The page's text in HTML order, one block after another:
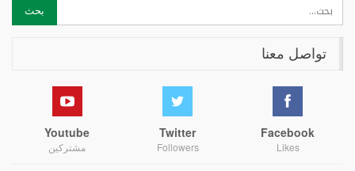
تواصل معنا
Facebook
Likes
Twitter
Followers
Youtube
مشتركين